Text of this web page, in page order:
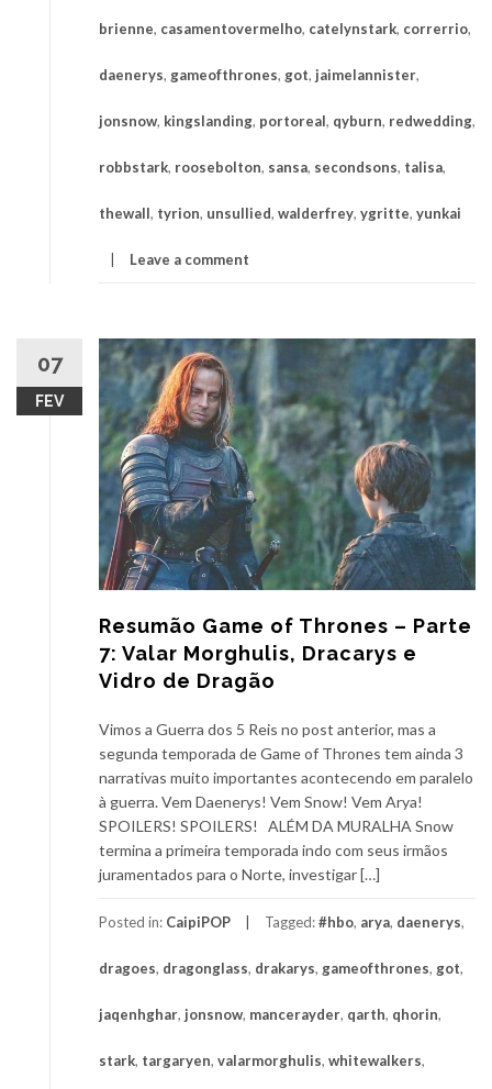
brienne, casamentovermelho, catelynstark, correrrio,
daenerys, gameofthrones, got, jaimelannister,
jonsnow, kingslanding, portoreal, qyburn, redwedding,
robbstark, roosebolton, sansa, secondsons, talisa,
thewall, tyrion, unsullied, walderfrey, ygritte, yunkai
Leave a comment
07
FEV
Resumão Game of Thrones – Parte
7: Valar Morghulis, Dracarys e
Vidro de Dragão
Vimos a Guerra dos 5 Reis no post anterior, mas a
segunda temporada de Game of Thrones tem ainda 3
narrativas muito importantes acontecendo em paralelo
à guerra. Vem Daenerys! Vem Snow! Vem Arya!
SPOILERS! SPOILERS! ALÉM DA MURALHA Snow
termina a primeira temporada indo com seus irmãos
juramentados para o Norte, investigar […]
Posted in: CaipiPOP Tagged:#hbo, arya, daenerys,
dragoes, dragonglass, drakarys, gameofthrones, got,
jaqenhghar, jonsnow, mancerayder, qarth, qhorin,
stark, targaryen, valarmorghulis, whitewalkers,